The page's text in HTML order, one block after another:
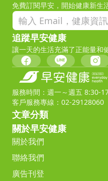
免費訂閱早安，開始健康新生
追蹤早安健康
讓一天的生活充滿了正能量和
服務時間：週一～週五 8:30-
客戶服務專線：02-29128060
文章分類
關於早安健康
關於我們
聯絡我們
廣告刊登